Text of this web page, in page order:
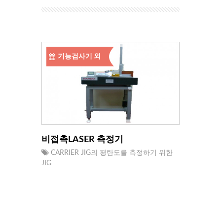
기능검사기 외
비접촉LASER 측정기
CARRIER JIG의 평탄도를 측정하기 위한
JIG